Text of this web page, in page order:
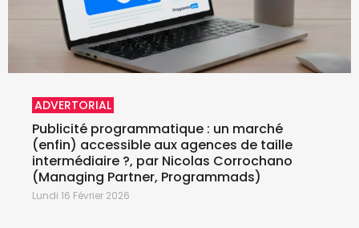
ADVERTORIAL
Publicité programmatique : un marché
(enfin) accessible aux agences de taille
intermédiaire ?, par Nicolas Corrochano
(Managing Partner, Programmads)
Lundi 16 Février 2026